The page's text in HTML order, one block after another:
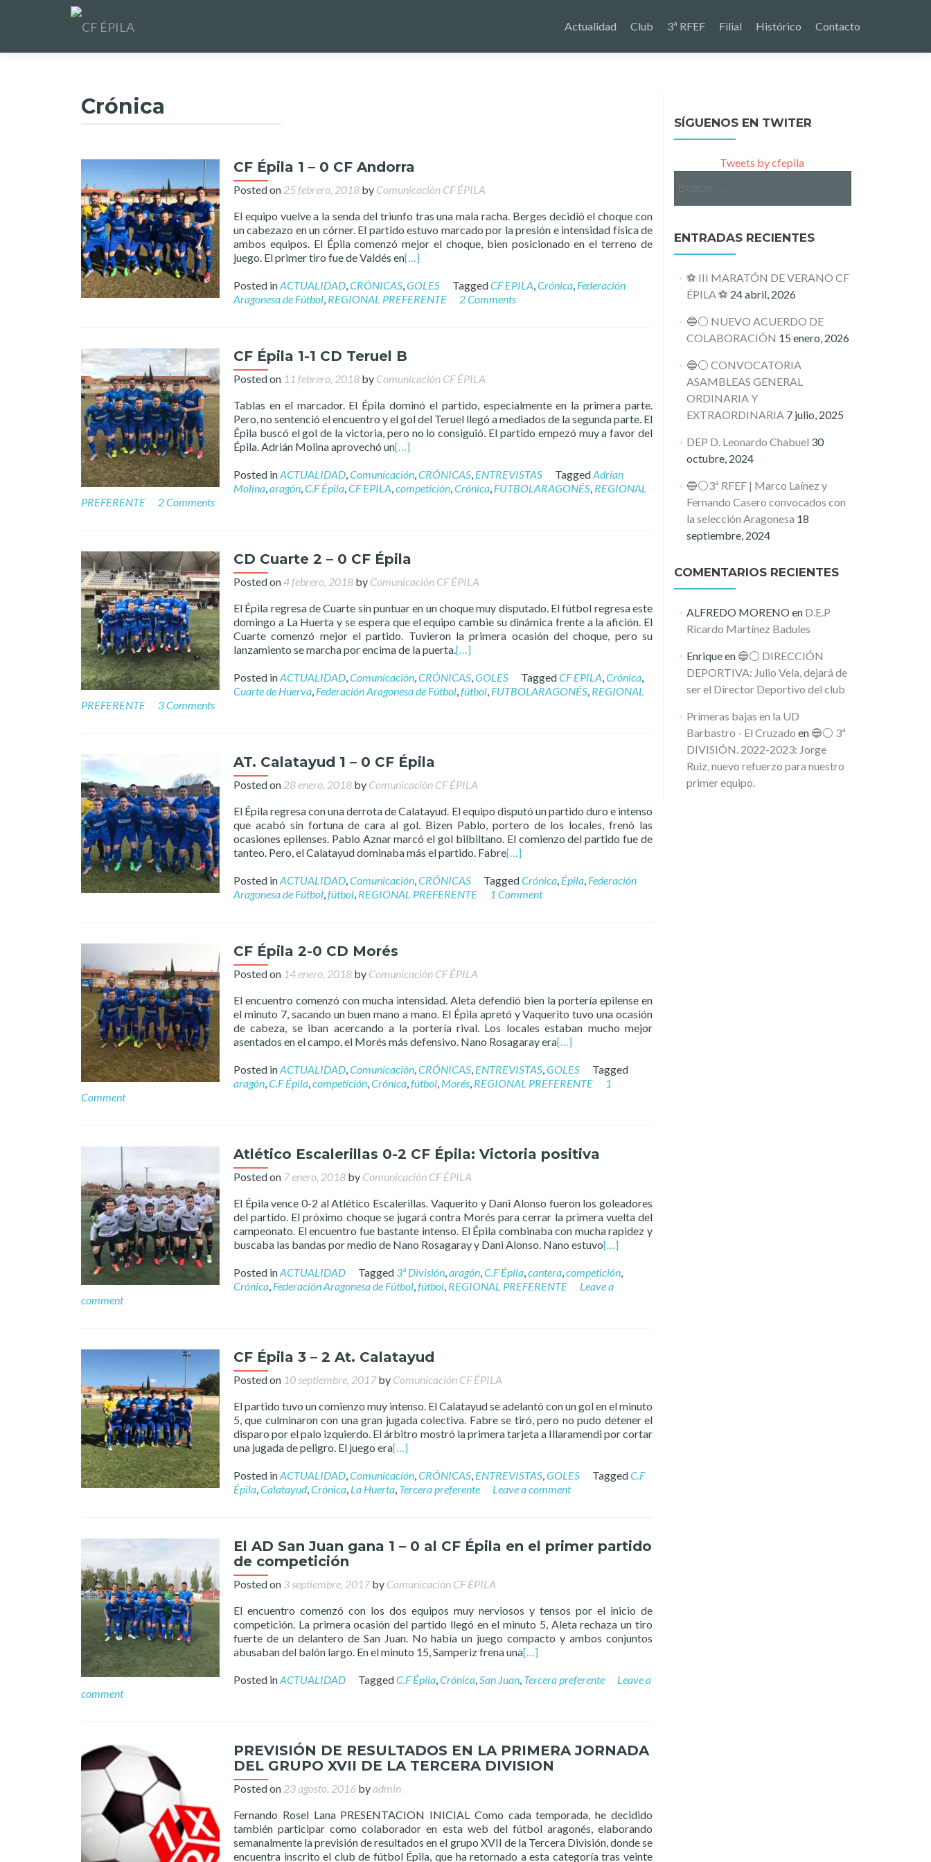
Actualidad Club 3ª RFEF Filial Histórico Contacto
Crónica
CF Épila 1 – 0 CF Andorra
Posted on 25 febrero, 2018 by Comunicación CF ÉPILA
El equipo vuelve a la senda del triunfo tras una mala racha. Berges decidió el choque con
un cabezazo en un córner. El partido estuvo marcado por la presión e intensidad física de
ambos equipos. El Épila comenzó mejor el choque, bien posicionado en el terreno de
juego. El primer tiro fue de Valdés en[…]
Posted inACTUALIDAD,CRÓNICAS,GOLES TaggedCF EPILA,Crónica, Federación
Aragonesa de Fútbol, REGIONAL PREFERENTE 2 Comments
CF Épila 1-1 CD Teruel B
Posted on 11 febrero, 2018 by Comunicación CF ÉPILA
Tablas en el marcador. El Épila dominó el partido, especialmente en la primera parte.
Pero, no sentenció el encuentro y el gol del Teruel llegó a mediados de la segunda parte. El
Épila buscó el gol de la victoria, pero no lo consiguió. El partido empezó muy a favor del
Épila. Adrián Molina aprovechó un[…]
Posted inACTUALIDAD,Comunicación,CRÓNICAS, ENTREVISTAS TaggedAdrian
Molina,aragón,C.F Épila,CF EPILA,competición,Crónica, FUTBOLARAGONÉS, REGIONAL
PREFERENTE
2 Comments
CD Cuarte 2 – 0 CF Épila
Posted on4 febrero, 2018 by Comunicación CF ÉPILA
El Épila regresa de Cuarte sin puntuar en un choque muy disputado. El fútbol regresa este
domingo a La Huerta y se espera que el equipo cambie su dinámica frente a la afición. El
Cuarte comenzó mejor el partido. Tuvieron la primera ocasión del choque, pero su
lanzamiento se marcha por encima de la puerta.[…]
Posted inACTUALIDAD,Comunicación,CRÓNICAS,GOLES TaggedCF EPILA,Crónica,
Cuarte de Huerva, Federación Aragonesa de Fútbol,fútbol, FUTBOLARAGONÉS, REGIONAL
PREFERENTE
3 Comments
AT. Calatayud 1 – 0 CF Épila
Posted on 28 enero, 2018 by Comunicación CF ÉPILA
El Épila regresa con una derrota de Calatayud. El equipo disputó un partido duro e intenso
que acabó sin fortuna de cara al gol. Bizen Pablo, portero de los locales, frenó las
ocasiones epilenses. Pablo Aznar marcó el gol bilbiltano. El comienzo del partido fue de
tanteo. Pero, el Calatayud dominaba más el partido. Fabre[…]
Posted inACTUALIDAD,Comunicación,CRÓNICAS TaggedCrónica, Épila, Federación
Aragonesa de Fútbol,fútbol, REGIONAL PREFERENTE 1 Comment
CF Épila 2-0 CD Morés
Posted on 14 enero, 2018 by Comunicación CF ÉPILA
El encuentro comenzó con mucha intensidad. Aleta defendió bien la portería epilense en
el minuto 7, sacando un buen mano a mano. El Épila apretó y Vaquerito tuvo una ocasión
de cabeza, se iban acercando a la portería rival. Los locales estaban mucho mejor
asentados en el campo, el Morés más defensivo. Nano Rosagaray era[…]
Posted inACTUALIDAD,Comunicación,CRÓNICAS, ENTREVISTAS,GOLES
Tagged
aragón,C.F Épila,competición,Crónica,fútbol, Morés, REGIONAL PREFERENTE
1
Comment
Atlético Escalerillas 0-2 CF Épila: Victoria positiva
Posted on 7 enero, 2018 by Comunicación CF ÉPILA
El Épila vence 0-2 al Atlético Escalerillas. Vaquerito y Dani Alonso fueron los goleadores
del partido. El próximo choque se jugará contra Morés para cerrar la primera vuelta del
campeonato. El encuentro fue bastante intenso. El Épila combinaba con mucha rapidez y
buscaba las bandas por medio de Nano Rosagaray y Dani Alonso. Nano estuvo[…]
Posted inACTUALIDAD Tagged 3ª División,aragón,C.F Épila,cantera,competición,
Crónica, Federación Aragonesa de Fútbol,fútbol, REGIONAL PREFERENTE
Leave a
comment
CF Épila 3 – 2 At. Calatayud
Posted on 10 septiembre, 2017by Comunicación CF ÉPILA
El partido tuvo un comienzo muy intenso. El Calatayud se adelantó con un gol en el minuto
5, que culminaron con una gran jugada colectiva. Fabre se tiró, pero no pudo detener el
disparo por el palo izquierdo. El árbitro mostró la primera tarjeta a Illaramendi por cortar
una jugada de peligro. El juego era[…]
Posted inACTUALIDAD,Comunicación,CRÓNICAS, ENTREVISTAS,GOLES TaggedC.F
Épila,Calatayud,Crónica, La Huerta, Tercera preferente Leave a comment
El AD San Juan gana 1 – 0 al CF Épila en el primer partido
de competición
Posted on 3 septiembre, 2017by Comunicación CF ÉPILA
El encuentro comenzó con los dos equipos muy nerviosos y tensos por el inicio de
competición. La primera ocasión del partido llegó en el minuto 5, Aleta rechaza un tiro
fuerte de un delantero de San Juan. No había un juego compacto y ambos conjuntos
abusaban del balón largo. En el minuto 15, Samperiz frena una[…]
Posted inACTUALIDAD TaggedC.F Épila,Crónica,San Juan, Tercera preferente
Leave a
comment
PREVISIÓN DE RESULTADOS EN LA PRIMERA JORNADA
DEL GRUPO XVII DE LA TERCERA DIVISION
Posted on 23 agosto, 2016 byadmin
Fernando Rosel Lana PRESENTACION INICIAL Como cada temporada, he decidido
también participar como colaborador en esta web del fútbol aragonés, elaborando
semanalmente la previsión de resultados en el grupo XVII de la Tercera División, donde se
encuentra inscrito el club de fútbol Épila, que ha retornado a esta categoría tras veinte
SÍGUENOS EN TWITER
Tweets by cfepila
ENTRADAS RECIENTES
⚽ III MARATÓN DE VERANO CF
ÉPILA ⚽ 24 abril, 2026
🔵⚪️ NUEVO ACUERDO DE
COLABORACIÓN 15 enero, 2026
🔵⚪️ CONVOCATORIA
ASAMBLEAS GENERAL
ORDINARIA Y
EXTRAORDINARIA 7 julio, 2025
DEP D. Leonardo Chabuel 30
octubre, 2024
🔵⚪️3ª RFEF | Marco Laínez y
Fernando Casero convocados con
la selección Aragonesa 18
septiembre, 2024
COMENTARIOS RECIENTES
ALFREDO MORENOen D.E.P
Ricardo Martínez Badules
Enriqueen 🔵⚪️ DIRECCIÓN
DEPORTIVA: Julio Vela, dejará de
ser el Director Deportivo del club
Primeras bajas en la UD
Barbastro - El Cruzado en 🔵⚪️ 3ª
DIVISIÓN. 2022-2023: Jorge
Ruiz, nuevo refuerzo para nuestro
primer equipo.